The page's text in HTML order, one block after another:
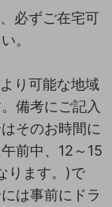
必ずご在宅可
。
り可能な地域
備考にご記入
そのお時間に
前中、12～15
ります。)で
は事前にドラ